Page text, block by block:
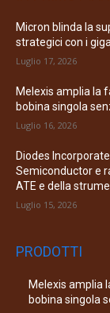
Micron blinda la
strategici con i
Luglio 17, 2026
Melexis amplia la
bobina singola
Luglio 16, 2026
Diodes
Semiconductor e
ATE e della
Luglio 15, 2026
PRODOTTI
Melexis amplia
bobina singola